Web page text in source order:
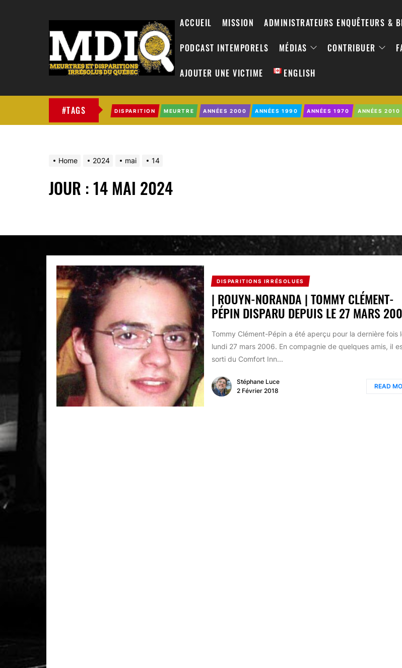
ACCUEIL MISSION ADMINISTRATEURS ENQUÊTEURS &
PODCAST INTEMPORELS MÉDIAS CONTRIBUER
AJOUTER UNE VICTIME ENGLISH
#TAGS DISPARITION MEURTRE ANNÉES 2000 ANNÉES 1990 ANNÉES 1970 ANNÉES 2010
Home 2024 mai 14
JOUR :14 MAI 2024
DISPARITIONS IRRÉSOLUES
| ROUYN-NORANDA | TOMMY CLÉMENT-
PÉPIN DISPARU DEPUIS LE 27 MARS
Tommy Clément-Pépin a été aperçu pour la dernière fois
lundi 27 mars 2006. En compagnie de quelques amis, iI
sorti du Comfort Inn...
Stéphane Luce
2 Février 2018
READ